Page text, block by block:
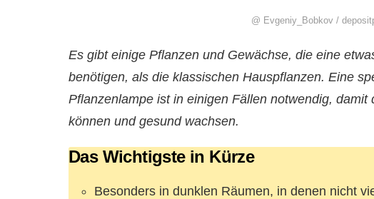
@ Evgeniy_Bobkov /
Es gibt einige Pflanzen und Gewächse, die eine
benötigen, als die klassischen Hauspflanzen. Eine
Pflanzenlampe ist in einigen Fällen notwendig,
können und gesund wachsen.
Das Wichtigste in Kürze
Besonders in dunklen Räumen, in denen nicht